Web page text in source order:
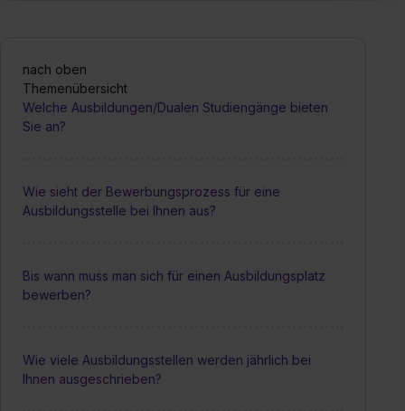
nach oben
Themenübersicht
Welche Ausbildungen/Dualen Studiengänge bieten
Sie an?
Wie sieht der Bewerbungsprozess für eine
Ausbildungsstelle bei Ihnen aus?
Bis wann muss man sich für einen Ausbildungsplatz
bewerben?
Wie viele Ausbildungsstellen werden jährlich bei
Ihnen ausgeschrieben?